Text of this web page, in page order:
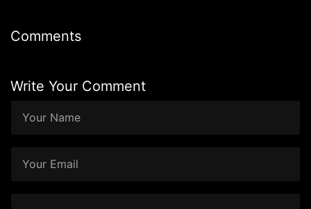
Comments
Write Your Comment